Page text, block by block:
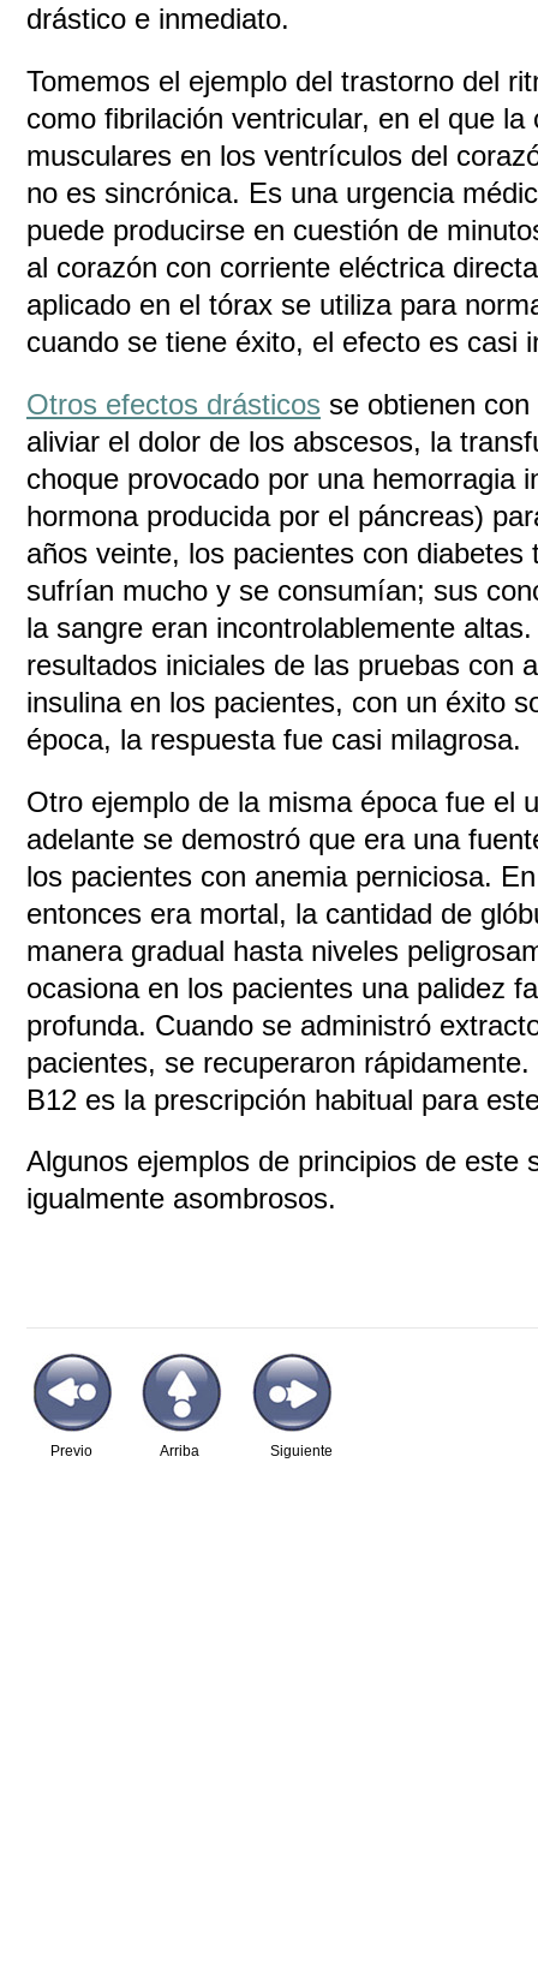
drástico e inmediato.
Tomemos el ejemplo del trastorno del
como fibrilación ventricular, en el que
musculares en los ventrículos del
no es sincrónica. Es una urgencia
puede producirse en cuestión de
al corazón con corriente eléctrica
aplicado en el tórax se utiliza para
cuando se tiene éxito, el efecto es casi
Otros efectos drásticos se obtienen
aliviar el dolor de los abscesos, la
choque provocado por una hemorragia
hormona producida por el páncreas)
años veinte, los pacientes con
sufrían mucho y se consumían; sus
la sangre eran incontrolablemente
resultados iniciales de las pruebas con
insulina en los pacientes, con un éxito
época, la respuesta fue casi milagrosa.
Otro ejemplo de la misma época fue el
adelante se demostró que era una
los pacientes con anemia perniciosa.
entonces era mortal, la cantidad de
manera gradual hasta niveles
ocasiona en los pacientes una palidez
profunda. Cuando se administró
pacientes, se recuperaron
B12 es la prescripción habitual para
Algunos ejemplos de principios de este
igualmente asombrosos.
Arriba
Previo Siguiente